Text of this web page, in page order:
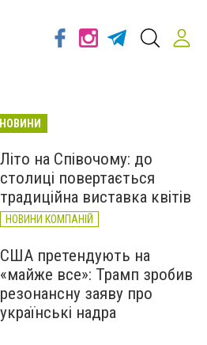
Літо на Співочому: до
столиці повертається
традиційна виставка квітів
НОВИНИ КОМПАНІЙ
США претендують на
«майже все»: Трамп зробив
резонансну заяву про
українські надра